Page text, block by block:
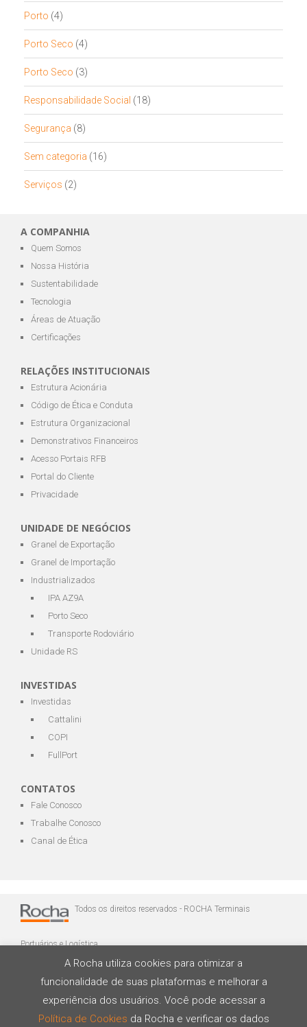
Porto (4)
Porto Seco (4)
Porto Seco (3)
Responsabilidade Social (18)
Segurança (8)
Sem categoria (16)
Serviços (2)
A COMPANHIA
Quem Somos
Nossa História
Sustentabilidade
Tecnologia
Áreas de Atuação
Certificações
RELAÇÕES INSTITUCIONAIS
Estrutura Acionária
Código de Ética e Conduta
Estrutura Organizacional
Demonstrativos Financeiros
Acesso Portais RFB
Portal do Cliente
Privacidade
UNIDADE DE NEGÓCIOS
Granel de Exportação
Granel de Importação
Industrializados
IPA AZ9A
Porto Seco
Transporte Rodoviário
Unidade RS
INVESTIDAS
Investidas
Cattalini
COPI
FullPort
CONTATOS
Fale Conosco
Trabalhe Conosco
Canal de Ética
Todos os direitos reservados - ROCHA Terminais
Portuários e Logística
A Rocha utiliza cookies para otimizar a
funcionalidade de suas plataformas e melhorar a
experiência dos usuários. Você pode acessar a
Política de Cookies da Rocha e verificar os dados